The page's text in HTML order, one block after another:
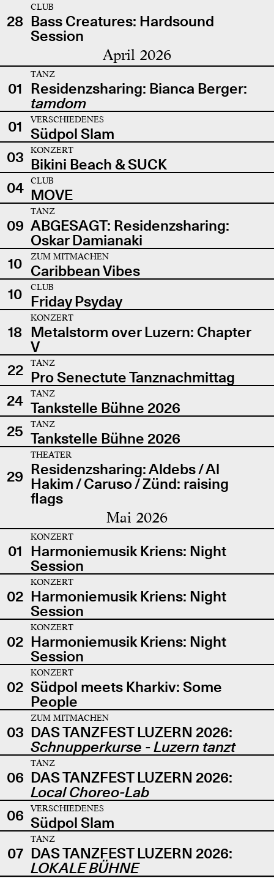
28
CLUB
Bass Creatures: Hardsound
Session
April 2026
01
TANZ
Residenzsharing: Bianca Berger:
tamdom
01
VERSCHIEDENES
Südpol Slam
03
KONZERT
Bikini Beach & SUCK
04
CLUB
MOVE
09
TANZ
ABGESAGT: Residenzsharing:
Oskar Damianaki
10
ZUM MITMACHEN
Caribbean Vibes
10
CLUB
Friday Psyday
18
KONZERT
Metalstorm over Luzern: Chapter
V
22
TANZ
Pro Senectute Tanznachmittag
24
TANZ
Tankstelle Bühne 2026
25
TANZ
Tankstelle Bühne 2026
29
THEATER
Residenzsharing: Aldebs / Al
Hakim / Caruso / Zünd: raising
flags
Mai 2026
01
KONZERT
Harmoniemusik Kriens: Night
Session
02
KONZERT
Harmoniemusik Kriens: Night
Session
02
KONZERT
Harmoniemusik Kriens: Night
Session
02
KONZERT
Südpol meets Kharkiv: Some
People
03
ZUM MITMACHEN
DAS TANZFEST LUZERN 2026:
Schnupperkurse - Luzern tanzt
06
TANZ
DAS TANZFEST LUZERN 2026:
Local Choreo-Lab
06
VERSCHIEDENES
Südpol Slam
07
TANZ
DAS TANZFEST LUZERN 2026:
LOKALE BÜHNE